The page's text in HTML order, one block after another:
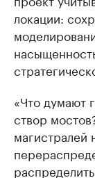
локации:
«Что думают
створ
магистралей